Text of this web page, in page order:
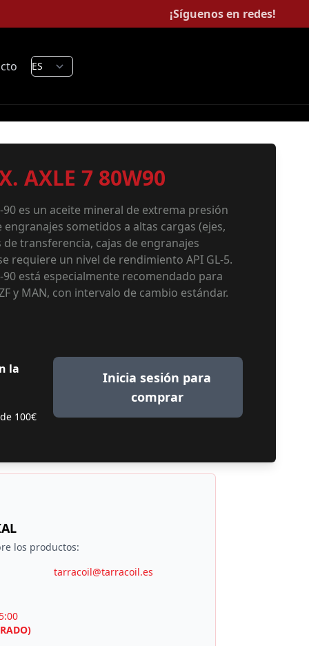
¡Síguenos en redes!
AXLE 7 80W90
90 es un aceite mineral de extrema presión
sometidos a altas cargas (ejes,
transferencia, cajas de engranajes
requiere un nivel de rendimiento API GL-5.
90 está especialmente recomendado para
y MAN, con intervalo de cambio estándar.
la
100€
Inicia sesión para
comprar
los productos:
tarracoil@tarracoil.es